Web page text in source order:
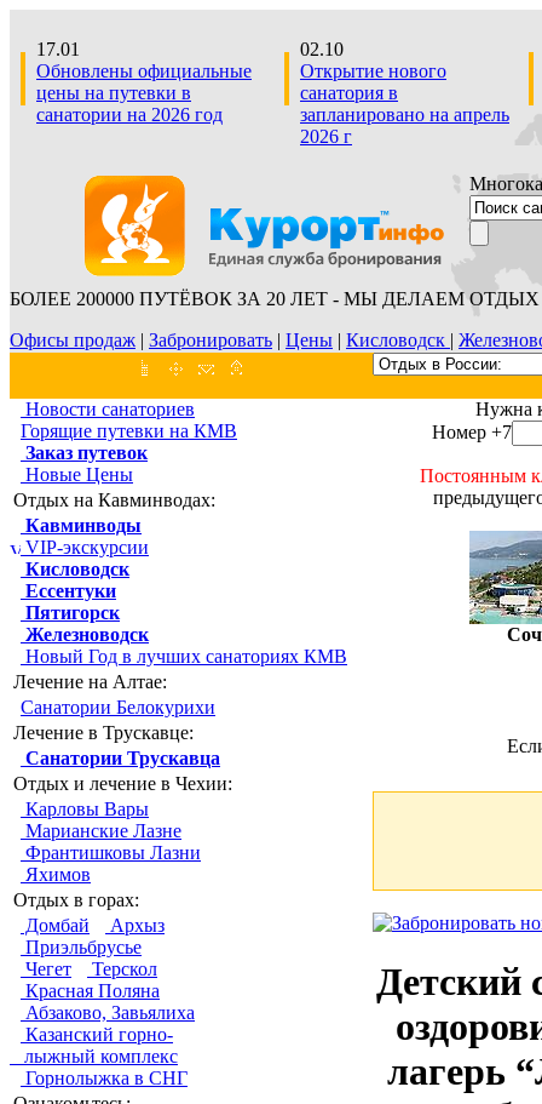
17.01
Обновлены официальные
цены на путевки в
санатории на 2026 год
02.10
Открытие нового
санатория в
запланировано на апрель
2026 г
БОЛЕЕ 200000 ПУТЁВОК ЗА 20 ЛЕТ - МЫ ДЕЛАЕМ ОТДЫХ
Офисы продаж | Забронировать | Цены | Кисловодск |
Новости санаториев
Горящие путевки на КМВ
Заказ путевок
Новые Цены
Отдых на Кавминводах:
Кавминводы
VIP-экскурсии
Кисловодск
Ессентуки
Пятигорск
Железноводск
Новый Год в лучших санаториях КМВ
Лечение на Алтае:
Санатории Белокурихи
Лечение в Трускавце:
Санатории Трускавца
Отдых и лечение в Чехии:
Карловы Вары
Марианские Лазне
Франтишковы Лазни
Яхимов
Отдых в горах:
Домбай
Архыз
Приэльбрусье
Чегет
Терскол
Красная Поляна
Абзаково, Завьялиха
Казанский горно-
лыжный комплекс
Горнолыжка в СНГ
Нужна
Номер +7
Постоянным
Детский
лагерь